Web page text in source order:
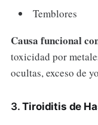
Temblores
Causa funcional
toxicidad por
ocultas, exceso de
3.Tiroiditis de